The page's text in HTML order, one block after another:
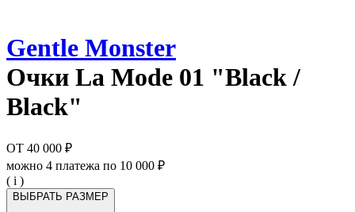
Gentle Monster
Очки La Mode 01 "Black /
Black"
ОТ 40 000 ₽
можно 4 платежа по 10 000 ₽
( i )
ВЫБРАТЬ РАЗМЕР